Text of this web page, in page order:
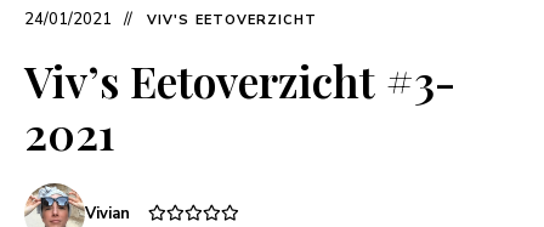
24/01/2021 VIV'S EETOVERZICHT
Viv’s Eetoverzicht #3-
2021
Vivian